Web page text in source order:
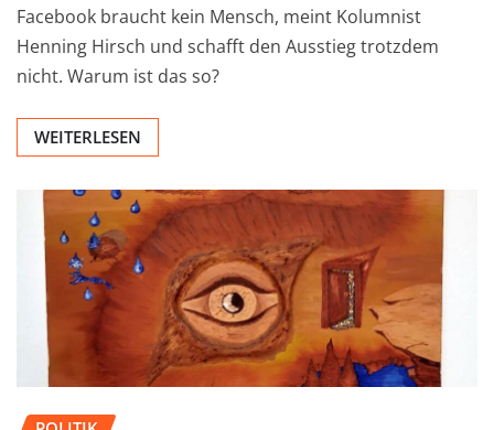
Facebook braucht kein Mensch, meint Kolumnist
Henning Hirsch und schafft den Ausstieg trotzdem
nicht. Warum ist das so?
WEITERLESEN